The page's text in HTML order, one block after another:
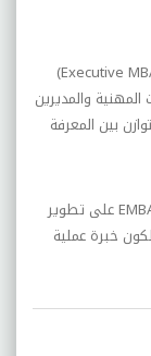
(Executive MBA)
المهنية والمديرين
بين المعرفة
وعلى خلاف برامج الماجستير التقليدية، يركز برنامج EMBA على تطوير
خبرة عملية